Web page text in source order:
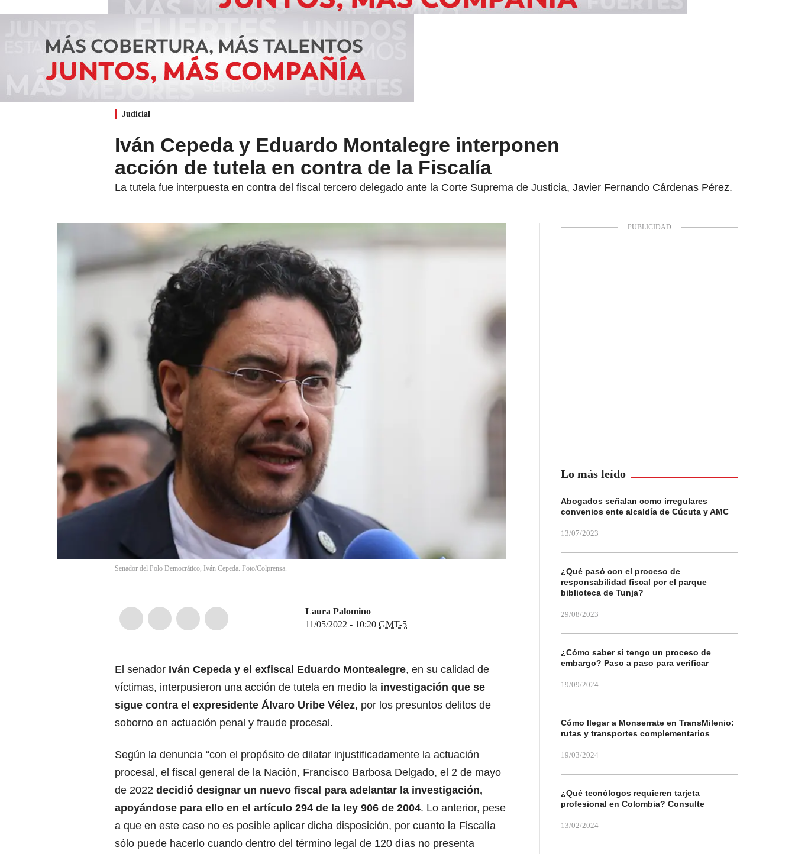
Judicial
Iván Cepeda y Eduardo Montalegre interponen
acción de tutela en contra de la Fiscalía
La tutela fue interpuesta en contra del fiscal tercero delegado ante la Corte Suprema de Justicia, Javier Fernando Cárdenas Pérez.
Senador del Polo Democrático, Iván Cepeda. Foto/Colprensa.
Laura Palomino
11/05/2022 - 10:20 GMT-5
El senador Iván Cepeda y el exfiscal Eduardo Montealegre, en su calidad de
víctimas, interpusieron una acción de tutela en medio la investigación que se
sigue contra el expresidente Álvaro Uribe Vélez, por los presuntos delitos de
soborno en actuación penal y fraude procesal.
Según la denuncia “con el propósito de dilatar injustificadamente la actuación
procesal, el fiscal general de la Nación, Francisco Barbosa Delgado, el 2 de mayo
de 2022 decidió designar un nuevo fiscal para adelantar la investigación,
apoyándose para ello en el artículo 294 de la ley 906 de 2004. Lo anterior, pese
a que en este caso no es posible aplicar dicha disposición, por cuanto la Fiscalía
sólo puede hacerlo cuando dentro del término legal de 120 días no presenta
Lo más leído
Abogados señalan como irregulares
convenios ente alcaldía de Cúcuta y AMC
13/07/2023
¿Qué pasó con el proceso de
responsabilidad fiscal por el parque
biblioteca de Tunja?
29/08/2023
¿Cómo saber si tengo un proceso de
embargo? Paso a paso para verificar
19/09/2024
Cómo llegar a Monserrate en TransMilenio:
rutas y transportes complementarios
19/03/2024
¿Qué tecnólogos requieren tarjeta
profesional en Colombia? Consulte
13/02/2024